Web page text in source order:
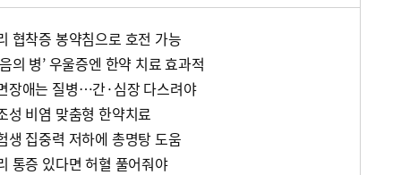
협착증 봉약침으로 호전 가능
의 병’ 우울증엔 한약 치료 효과적
장애는 질병…간·심장 다스려야
성 비염 맞춤형 한약치료
생 집중력 저하에 총명탕 도움
통증 있다면 허혈 풀어줘야